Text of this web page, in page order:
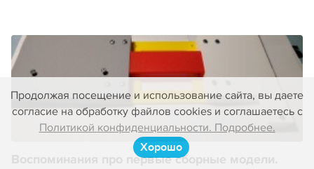
Продолжая посещение и использование сайта, вы даете
согласие на обработку файлов cookies и соглашаетесь с
Политикой конфиденциальности. Подробнее.
Хорошо
Воспоминания про первые сборные модели.